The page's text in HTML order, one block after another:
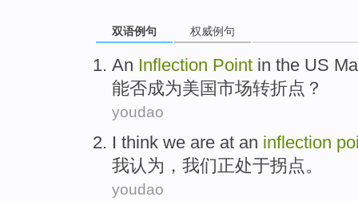
双语例句 权威例句
An Inflection Point in the US
能否成为美国市场转折点？
youdao
I think we are at an inflection
我认为 ， 我们正处于拐点。
youdao